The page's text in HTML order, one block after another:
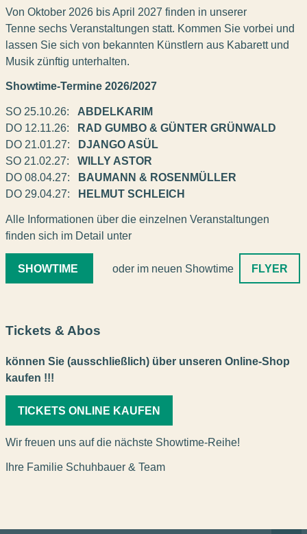
Von Oktober 2026 bis April 2027 finden in unserer
Tenne sechs Veranstaltungen statt. Kommen Sie vorbei und
lassen Sie sich von bekannten Künstlern aus Kabarett und
Musik zünftig unterhalten.
Showtime-Termine 2026/2027
SO 25.10.26: ABDELKARIM
DO 12.11.26:
RAD GUMBO & GÜNTER GRÜNWALD
DO 21.01.27:
DJANGO ASÜL
SO 21.02.27: WILLY ASTOR
DO 08.04.27:
BAUMANN & ROSENMÜLLER
DO 29.04.27:
HELMUT SCHLEICH
Alle Informationen über die einzelnen Veranstaltungen
finden sich im Detail unter
SHOWTIME oder im neuen Showtime FLYER
Tickets & Abos
können Sie (ausschließlich) über unseren Online-Shop
kaufen !!!
TICKETS ONLINE KAUFEN
Wir freuen uns auf die nächste Showtime-Reihe!
Ihre Familie Schuhbauer & Team